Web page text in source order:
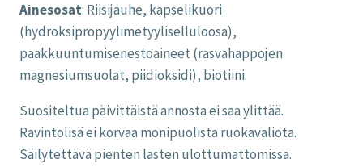
Ainesosat: Riisijauhe, kapselikuori
(hydroksipropyylimetyyliselluloosa),
paakkuuntumisenestoaineet (rasvahappojen
magnesiumsuolat, piidioksidi), biotiini.
Suositeltua päivittäistä annosta ei saa ylittää.
Ravintolisä ei korvaa monipuolista ruokavaliota.
Säilytettävä pienten lasten ulottumattomissa.